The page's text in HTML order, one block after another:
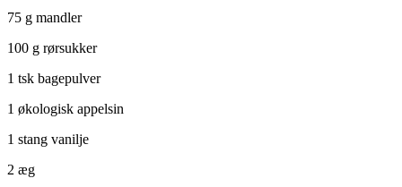
75 g mandler
100 g rørsukker
1 tsk bagepulver
1 økologisk appelsin
1 stang vanilje
2 æg